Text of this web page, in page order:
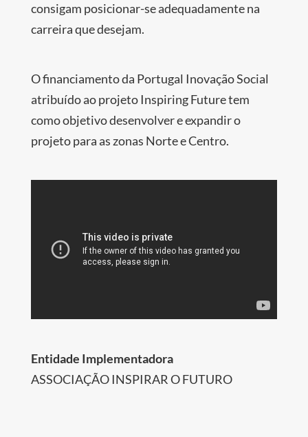
consigam posicionar-se adequadamente na
carreira que desejam.
O financiamento da Portugal Inovação Social
atribuído ao projeto Inspiring Future tem
como objetivo desenvolver e expandir o
projeto para as zonas Norte e Centro.
Entidade Implementadora
ASSOCIAÇÃO INSPIRAR O FUTURO